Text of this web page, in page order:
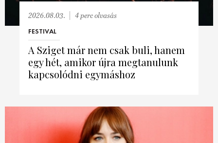
A Sziget már nem csak buli, hanem
egy hét, amikor újra megtanulunk
kapcsolódni egymáshoz
2026.08.03. 4 perc olvasás
FESTIVAL